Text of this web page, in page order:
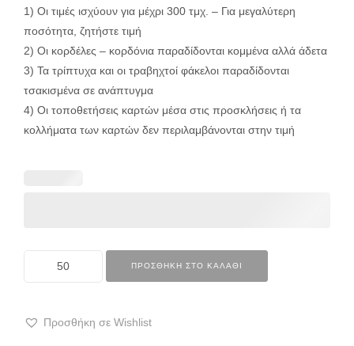
1) Οι τιμές ισχύουν για μέχρι 300 τμχ. – Για μεγαλύτερη
ποσότητα, ζητήστε τιμή
2) Οι κορδέλες – κορδόνια παραδίδονται κομμένα αλλά άδετα
3) Τα τρίπτυχα και οι τραβηχτοί φάκελοι παραδίδονται
τσακισμένα σε ανάπτυγμα
4) Οι τοποθετήσεις καρτών μέσα στις προσκλήσεις ή τα
κολλήματα των καρτών δεν περιλαμβάνονται στην τιμή
ΠΡΟΣΘΉΚΗ ΣΤΟ ΚΑΛΆΘΙ
Προσθήκη σε Wishlist